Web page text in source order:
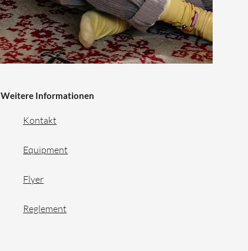
Weitere Informationen
Kontakt
Equipment
Flyer
Reglement